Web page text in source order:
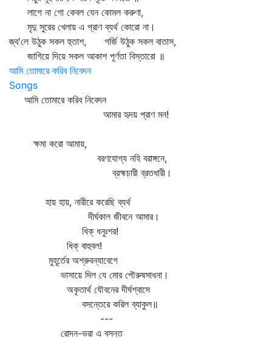
লাগে না গো কেবল যেন কোমল করুণা,
মৃদু সুরের খেলায় এ প্রাণ ব্যর্থ কোরো না।
জ্ব'লে উঠুক সকল হুতাশ, গর্জি উঠুক সকল বাতাস,
জাগিয়ে দিয়ে সকল আকাশ পূর্ণতা বিস্তারো ॥
আমি তোমারে করিব নিবেদন
Songs
আমি তোমারে করিব নিবেদন
আমার হৃদয় প্রাণ মন!
ক্ষমা করো আমায়,
বরণযোগ্য নহি বরাঙ্গনে,
ব্রহ্মচারী ব্রতধারী।
হায় হায়, নারীরে করেছি ব্যর্থ
দীর্ঘকাল জীবনে আমার।
ধিক্‌ ধনুঃশর!
ধিক্‌ বাহুবল!
মুহূর্তের অশ্রুবন্যাবেগে
ভাসায়ে দিল যে মোর পৌরুষসাধনা।
অকৃতার্থ যৌবনের দীর্ঘশ্বাসে
বসন্তেরে করিল ব্যাকুল॥
---
রোদন-ভরা এ বসন্ত